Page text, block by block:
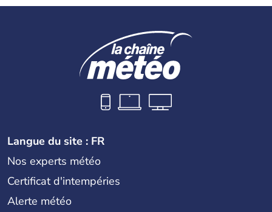
Langue du site : FR
Nos experts météo
Certificat d'intempéries
Alerte météo